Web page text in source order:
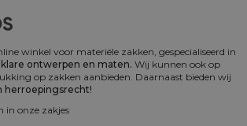
winkel voor materiële zakken, gespecialiseerd in
ontwerpen en maten. Wij kunnen ook op
op zakken aanbieden. Daarnaast bieden wij
herroepingsrecht!
in onze zakjes